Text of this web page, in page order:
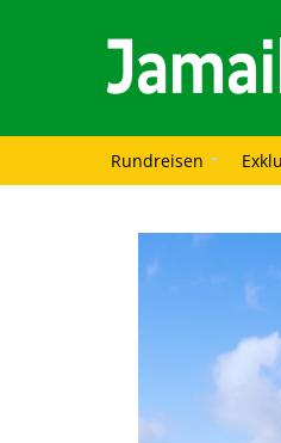
Rundreisen